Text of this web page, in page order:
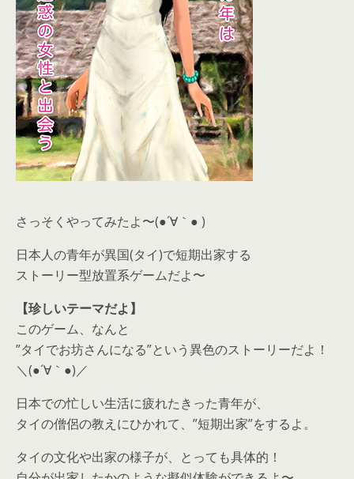
さっそくやってみたよ〜(●´∀｀● )
日本人の青年が異国(タイ)で短期出家する
ストーリー型放置系ゲームだよ〜
【珍しいテーマだよ】
このゲーム、なんと
”タイでお坊さんになる”という異色のストーリーだよ！
＼(●´∀｀●)／
日本での忙しい生活に疲れたきった青年が、
タイの僧侶の教えにひかれて、”短期出家”をするよ。
タイの文化や出家の様子が、とっても具体的！